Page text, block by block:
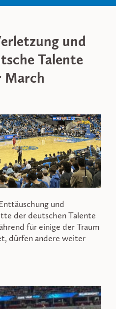
und
Talente
March
und
der deutschen Talente
für einige der Traum
dürfen andere weiter